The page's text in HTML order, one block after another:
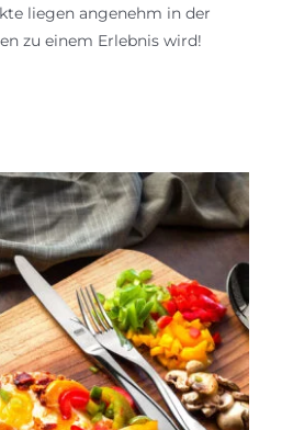
liegen angenehm in der
zu einem Erlebnis wird!